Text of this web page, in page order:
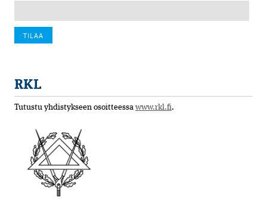
RKL
Tutustu yhdistykseen osoitteessa www.rkl.fi.